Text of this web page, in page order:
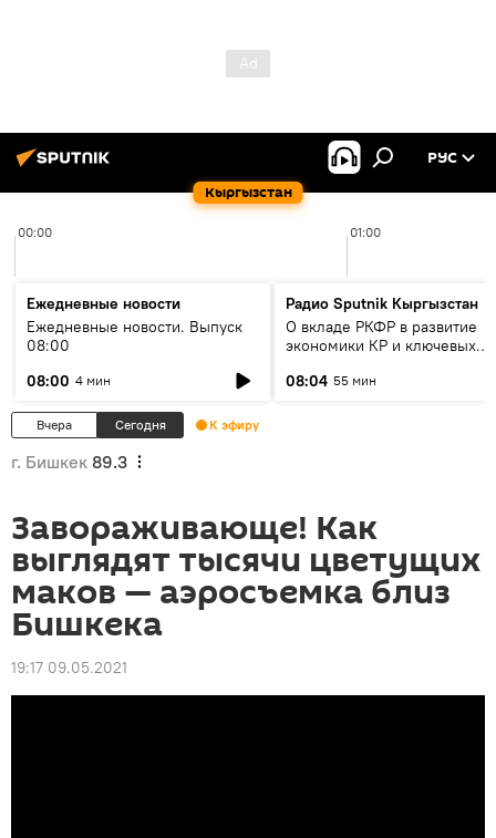
Кыргызстан
РУС
00:00 01:00
Ежедневные новости
Ежедневные новости. Выпуск
08:00
08:00 4 мин
Радио Sputnik Кыргызстан
О вкладе РКФР в развитие
экономики КР и ключевых
08:04 55 мин
Вчера Сегодня К эфиру
г. Бишкек 89.3
Завораживающе! Как
выглядят тысячи цветущих
маков — аэросъемка близ
Бишкека
19:17 09.05.2021